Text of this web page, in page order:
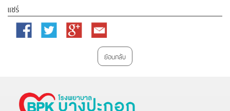
แชร์
Facebook Twitter
Google
Email
ย้อนกลับ